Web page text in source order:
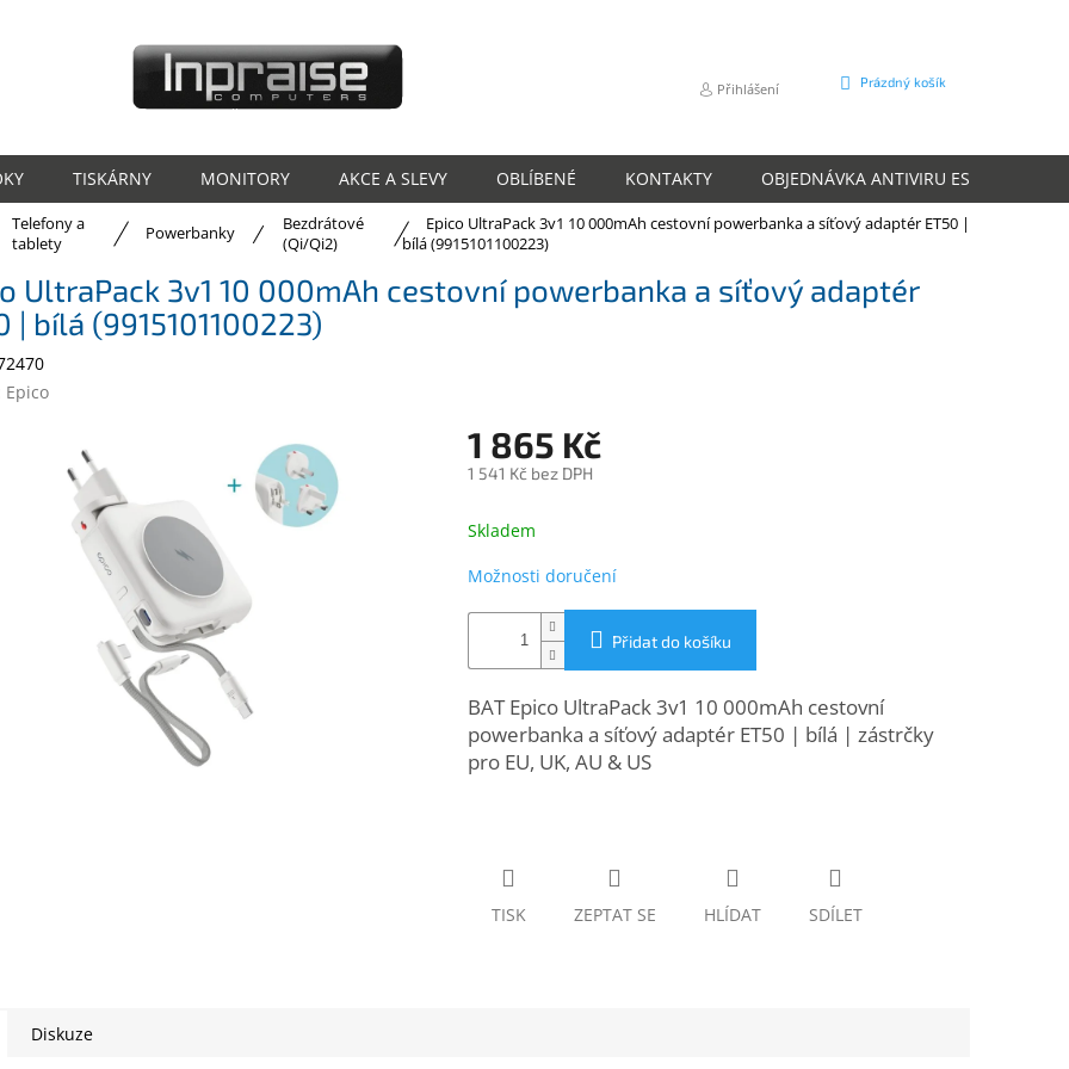
Přihlášení
NÁKUPNÍ
Prázdný košík
TISKÁRNY MONITORY AKCE A SLEVY OBLÍBENÉ KONTAKTY OBJEDNÁVKA ANTIVIRU ESET
Telefony a
tablety
Powerbanky
Bezdrátové
(Qi/Qi2)
Epico UltraPack 3v1 10 000mAh cestovní powerbanka a síťový adaptér ET50 |
bílá (9915101100223)
UltraPack 3v1 10 000mAh cestovní powerbanka a síťový adaptér
| bílá (9915101100223)
Epico
1 865 Kč
1 541 Kč bez DPH
cena:
Skladem
Možnosti doručení
Přidat do košíku
BAT Epico UltraPack 3v1 10 000mAh cestovní
powerbanka a síťový adaptér ET50 | bílá | zástrčky
pro EU, UK, AU & US
TISK ZEPTAT SE HLÍDAT SDÍLET
Diskuze